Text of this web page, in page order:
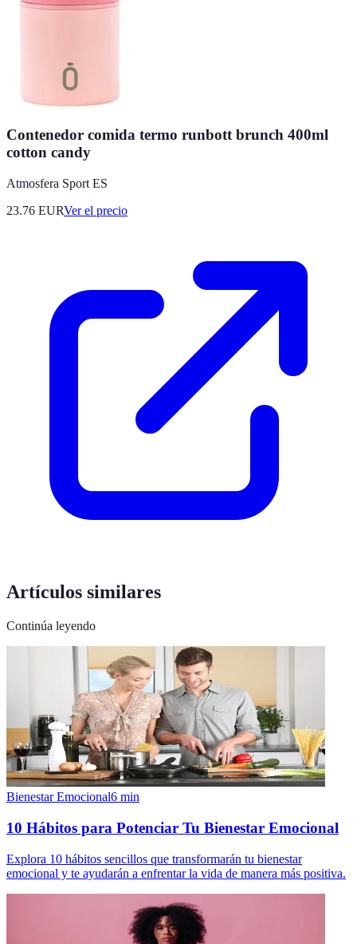
Contenedor comida termo runbott brunch 400ml
cotton candy
Atmosfera Sport ES
23.76 EURVer el precio
Artículos similares
Continúa leyendo
Bienestar Emocional6 min
10 Hábitos para Potenciar Tu Bienestar Emocional
Explora 10 hábitos sencillos que transformarán tu bienestar
emocional y te ayudarán a enfrentar la vida de manera más positiva.